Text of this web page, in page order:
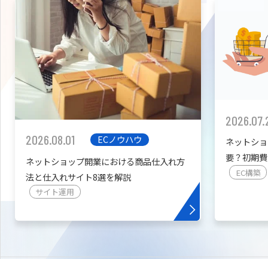
拡張プラグイン一覧
カスタマイズ開発
2026.08.01
ECノウハウ
ネットショップ開業における商品仕入れ方
法と仕入れサイト8選を解説
サイト運用
ネットシ
要？初期
を紹介
EC構築